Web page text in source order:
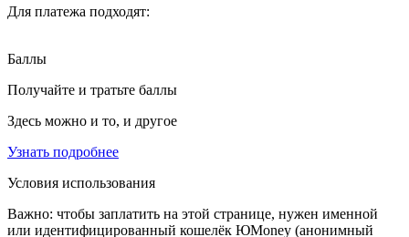
Для платежа подходят:
Баллы
Получайте и тратьте баллы
Здесь можно и то, и другое
Узнать подробнее
Условия использования
Важно: чтобы заплатить на этой странице, нужен именной
или идентифицированный кошелёк ЮMoney (анонимный